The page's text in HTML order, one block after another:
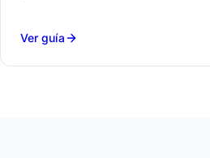
Ver guía